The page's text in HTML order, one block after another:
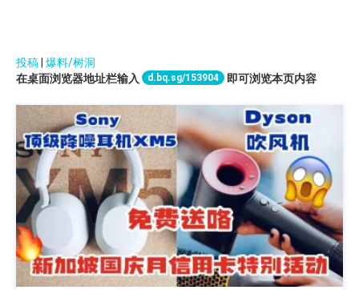
投稿 爆料/树洞
在桌面浏览器地址栏输入
d.bq.sg/153904 即可浏览本页内容